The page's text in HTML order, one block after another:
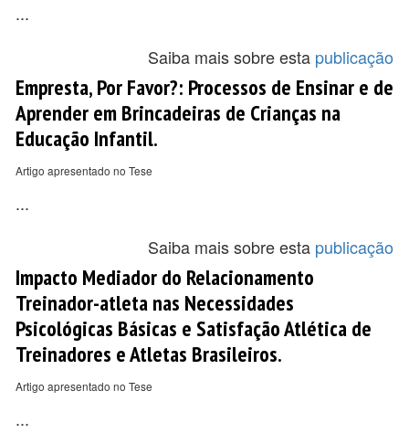
...
Saiba mais sobre esta publicação
Empresta, Por Favor?: Processos de Ensinar e de
Aprender em Brincadeiras de Crianças na
Educação Infantil.
Artigo apresentado no Tese
...
Saiba mais sobre esta publicação
Impacto Mediador do Relacionamento
Treinador-atleta nas Necessidades
Psicológicas Básicas e Satisfação Atlética de
Treinadores e Atletas Brasileiros.
Artigo apresentado no Tese
...